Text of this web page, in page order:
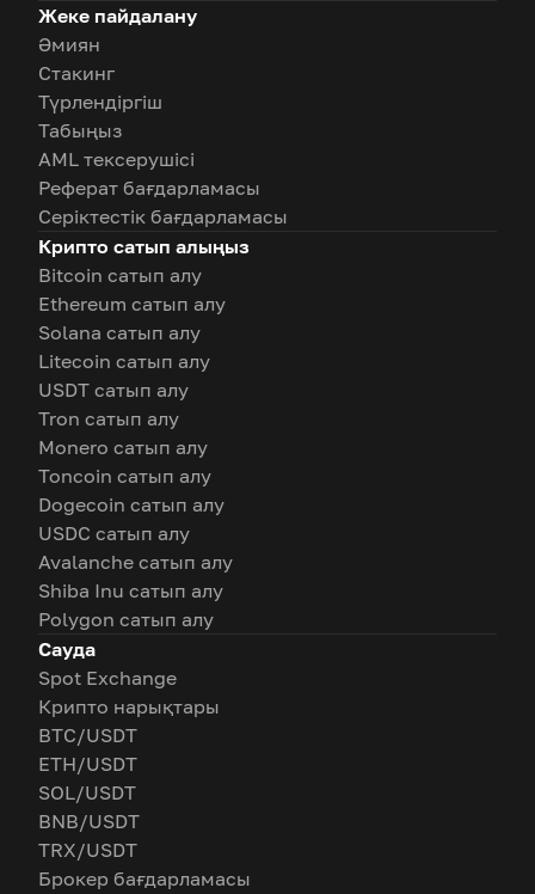
Жеке пайдалану
Әмиян
Стакинг
Түрлендіргіш
Табыңыз
AML тексерушісі
Реферат бағдарламасы
Серіктестік бағдарламасы
Крипто сатып алыңыз
Bitcoin сатып алу
Ethereum сатып алу
Solana сатып алу
Litecoin сатып алу
USDT сатып алу
Tron сатып алу
Monero сатып алу
Toncoin сатып алу
Dogecoin сатып алу
USDC сатып алу
Avalanche сатып алу
Shiba Inu сатып алу
Polygon сатып алу
Сауда
Spot Exchange
Крипто нарықтары
BTC/USDT
ETH/USDT
SOL/USDT
BNB/USDT
TRX/USDT
Брокер бағдарламасы